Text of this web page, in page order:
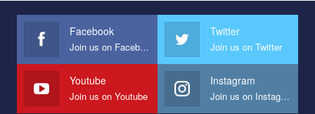
представляющий программу развития организации.
Мы просим вас поддержать нас и помочь нам реализовать
наш план по борьбе с насилием и дискриминацией на почве
СОГИ в Украине.
Все, что вам нужно сделать - это зайти на наш канал YouTube
по этой ссылке и поставить лайк под видео.
Facebook
Join us on Facebook
Twitter
Join us on Twitter
Youtube
Join us on Youtube
Instagram
Join us on Instagram